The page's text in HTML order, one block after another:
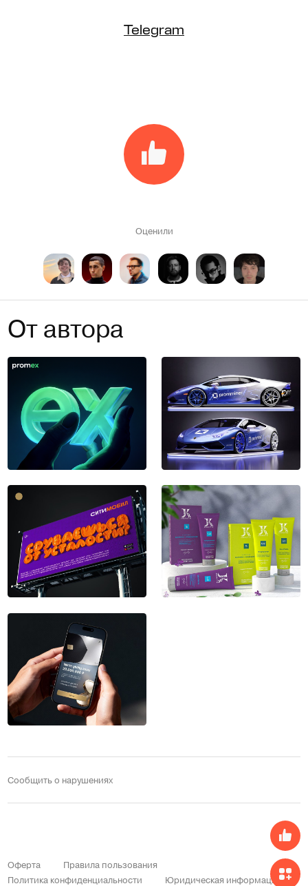
Telegram
Оценили
От автора
Сообщить о нарушениях
Оферта
Правила пользования
Политика конфиденциальности
Юридическая информация